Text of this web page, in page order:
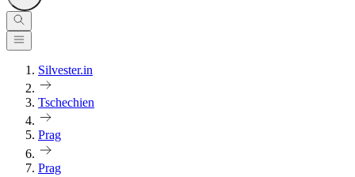
Silvester.in
Tschechien
Prag
Prag